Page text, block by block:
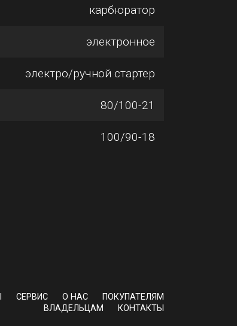
карбюратор
электронное
электро/ручной стартер
80/100-21
100/90-18
СЕРВИС О НАС
ПОКУПАТЕЛЯМ
ВЛАДЕЛЬЦАМ
КОНТАКТЫ